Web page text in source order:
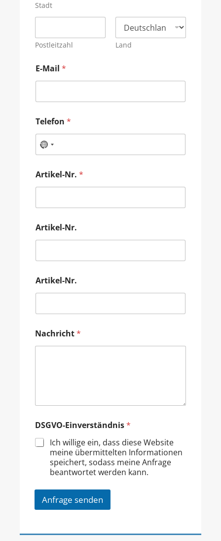
Stadt
Postleitzahl Land
E-Mail *
Telefon *
Artikel-Nr. *
Artikel-Nr.
Artikel-Nr.
Nachricht*
DSGVO-Einverständnis*
Ich willige ein, dass diese Website
meine übermittelten Informationen
speichert, sodass meine Anfrage
beantwortet werden kann.
Anfrage senden